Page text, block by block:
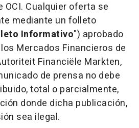
Cualquier oferta se
mediante un folleto
Informativo") aprobado
Mercados Financieros de
Financiële Markten,
de prensa no debe
total o parcialmente,
donde dicha publicación,
sea ilegal.